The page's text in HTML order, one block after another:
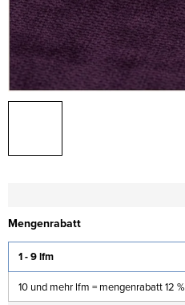
Mengenrabatt
1 - 9 lfm
10 und mehr lfm = mengenrabatt 12 %